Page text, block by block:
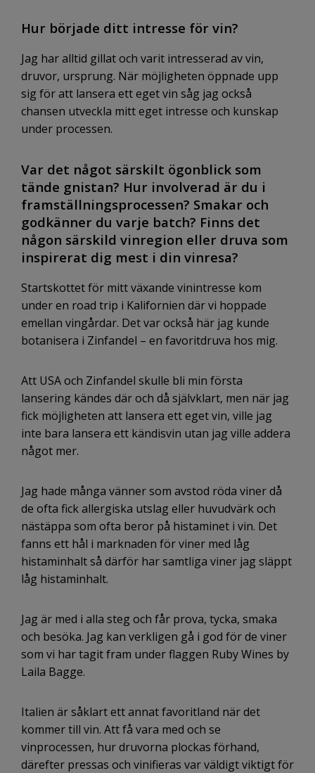
Hur började ditt intresse för vin?
Jag har alltid gillat och varit intresserad av vin,
druvor, ursprung. När möjligheten öppnade upp
sig för att lansera ett eget vin såg jag också
chansen utveckla mitt eget intresse och kunskap
under processen.
Var det något särskilt ögonblick som
tände gnistan? Hur involverad är du i
framställningsprocessen? Smakar och
godkänner du varje batch? Finns det
någon särskild vinregion eller druva som
inspirerat dig mest i din vinresa?
Startskottet för mitt växande vinintresse kom
under en road trip i Kalifornien där vi hoppade
emellan vingårdar. Det var också här jag kunde
botanisera i Zinfandel – en favoritdruva hos mig.
Att USA och Zinfandel skulle bli min första
lansering kändes där och då självklart, men när jag
fick möjligheten att lansera ett eget vin, ville jag
inte bara lansera ett kändisvin utan jag ville addera
något mer.
Jag hade många vänner som avstod röda viner då
de ofta fick allergiska utslag eller huvudvärk och
nästäppa som ofta beror på histaminet i vin. Det
fanns ett hål i marknaden för viner med låg
histaminhalt så därför har samtliga viner jag släppt
låg histaminhalt.
Jag är med i alla steg och får prova, tycka, smaka
och besöka. Jag kan verkligen gå i god för de viner
som vi har tagit fram under flaggen Ruby Wines by
Laila Bagge.
Italien är såklart ett annat favoritland när det
kommer till vin. Att få vara med och se
vinprocessen, hur druvorna plockas förhand,
därefter pressas och vinifieras var väldigt viktigt för